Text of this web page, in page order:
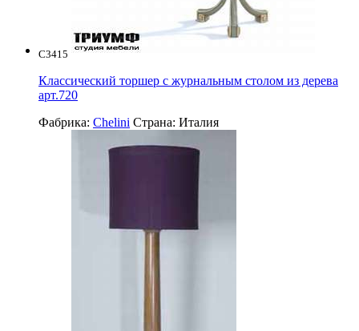
C3415
Классический торшер с журнальным столом из дерева
арт.720
Фабрика: Chelini Страна: Италия